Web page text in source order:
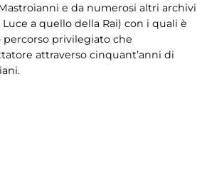
e da numerosi altri archivi
a quello della Rai) con i quali è
privilegiato che
attraverso cinquant’anni di